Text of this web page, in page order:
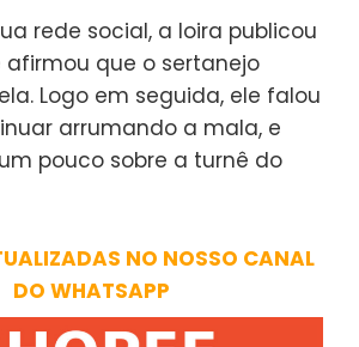
rede social, a loira publicou
que o sertanejo
Logo em seguida, ele falou
arrumando a mala, e
pouco sobre a turnê do
NO NOSSO CANAL
DO WHATSAPP